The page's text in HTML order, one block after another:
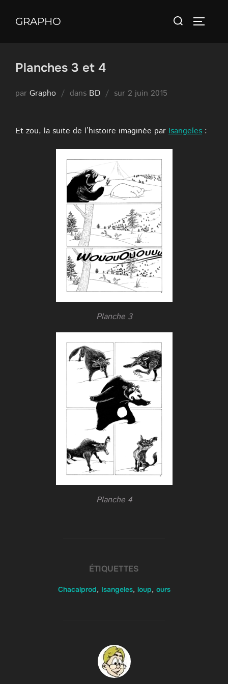
GRAPHO Rechercher :
Planches 3 et 4
par Grapho dans BD sur Publié
2 juin 2015
Et zou, la suite de l’histoire imaginée par Isangeles :
Planche 3
Planche 4
ÉTIQUETTES
Chacalprod, Isangeles, loup, ours
AUTEUR DE LA PUBLICATION